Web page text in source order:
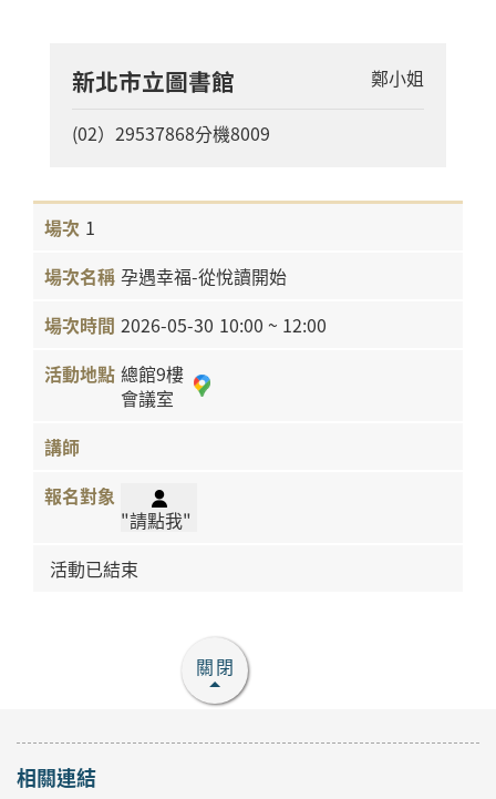
新北市立圖書館 鄭小姐
(02）29537868分機8009
1
孕遇幸福-從悅讀開始
2026-05-30 10:00 ~ 12:00
總館9樓
會議室
"請點我"
活動已結束
關閉
相關連結